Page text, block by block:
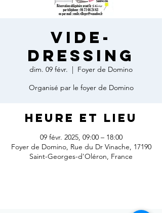
Vide-
dressing
dim. 09 févr.
  |
Foyer de Domino
Organisé par le foyer de Domino
Heure et lieu
09 févr. 2025, 09:00 – 18:00
Foyer de Domino, Rue du Dr Vinache, 17190
Saint-Georges-d'Oléron, France